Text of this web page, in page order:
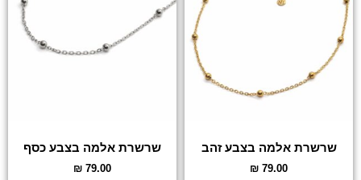
שרשרת אלמה בצבע זהב
₪ 79.00
שרשרת אלמה בצבע כסף
₪ 79.00